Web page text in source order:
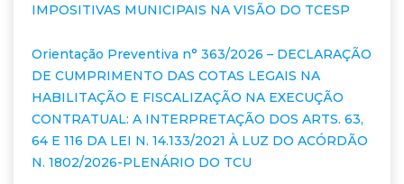
IMPOSITIVAS MUNICIPAIS NA VISÃO DO TCESP
Orientação Preventiva n° 363/2026 – DECLARAÇÃO
DE CUMPRIMENTO DAS COTAS LEGAIS NA
HABILITAÇÃO E FISCALIZAÇÃO NA EXECUÇÃO
CONTRATUAL: A INTERPRETAÇÃO DOS ARTS. 63,
64 E 116 DA LEI N. 14.133/2021 À LUZ DO ACÓRDÃO
N. 1802/2026-PLENÁRIO DO TCU